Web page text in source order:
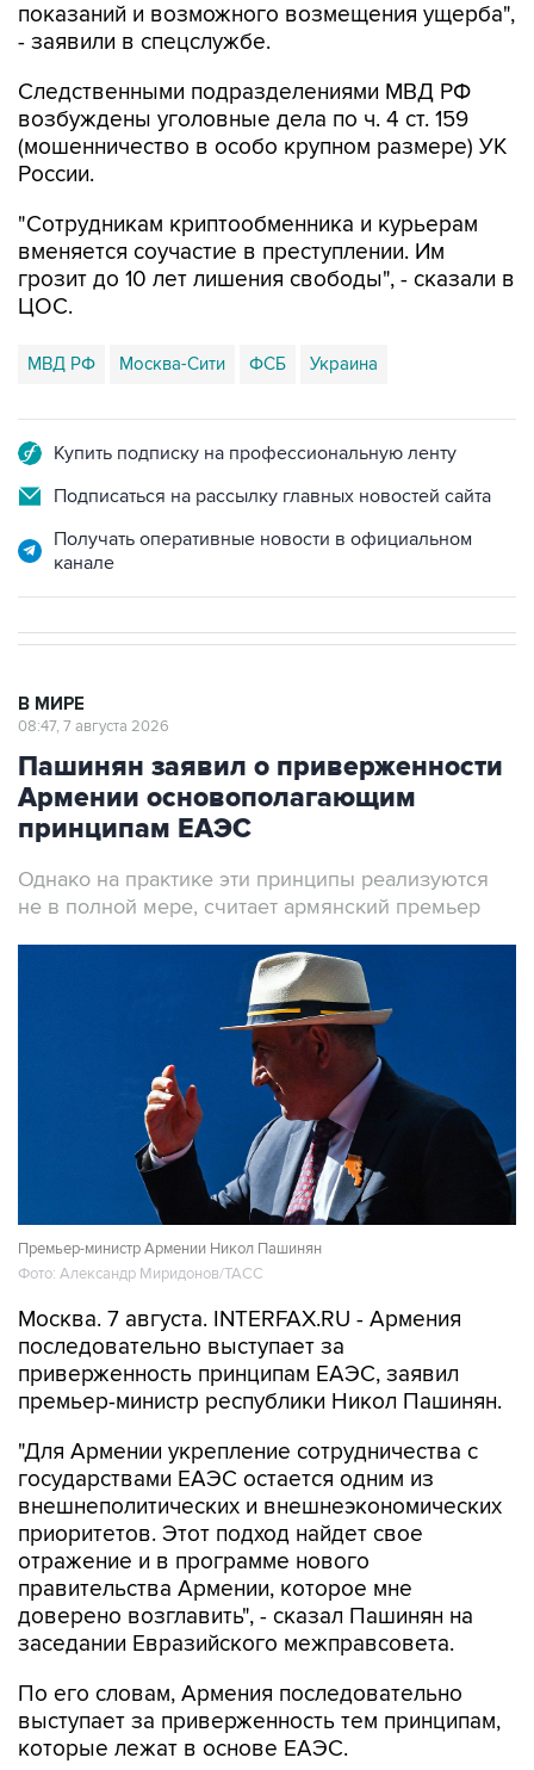
показаний и возможного возмещения ущерба",
- заявили в спецслужбе.
Следственными подразделениями МВД РФ
возбуждены уголовные дела по ч. 4 ст. 159
(мошенничество в особо крупном размере) УК
России.
"Сотрудникам криптообменника и курьерам
вменяется соучастие в преступлении. Им
грозит до 10 лет лишения свободы", - сказали в
ЦОС.
МВД РФ Москва-Сити ФСБ Украина
Купить подписку на профессиональную ленту
Подписаться на рассылку главных новостей сайта
Получать оперативные новости в официальном
канале
В МИРЕ
08:47, 7 августа 2026
Пашинян заявил о приверженности
Армении основополагающим
принципам ЕАЭС
Однако на практике эти принципы реализуются
не в полной мере, считает армянский премьер
Премьер-министр Армении Никол Пашинян
Фото: Александр Миридонов/ТАСС
Москва. 7 августа. INTERFAX.RU - Армения
последовательно выступает за
приверженность принципам ЕАЭС, заявил
премьер-министр республики Никол Пашинян.
"Для Армении укрепление сотрудничества с
государствами ЕАЭС остается одним из
внешнеполитических и внешнеэкономических
приоритетов. Этот подход найдет свое
отражение и в программе нового
правительства Армении, которое мне
доверено возглавить", - сказал Пашинян на
заседании Евразийского межправсовета.
По его словам, Армения последовательно
выступает за приверженность тем принципам,
которые лежат в основе ЕАЭС.